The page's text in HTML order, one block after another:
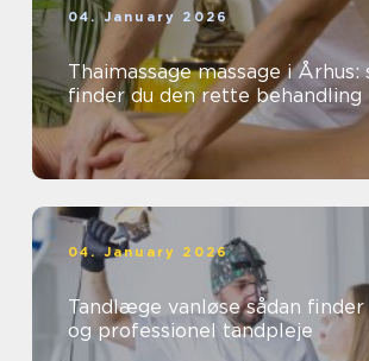
04. January 2026
Thaimassage massage i Århus:
finder du den rette behandling
04. January 2026
Tandlæge vanløse sådan finder du tryg
og professionel tandpleje